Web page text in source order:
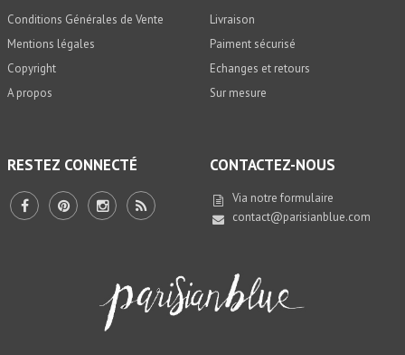
Conditions Générales de Vente
Mentions légales
Copyright
A propos
Livraison
Paiment sécurisé
Echanges et retours
Sur mesure
RESTEZ CONNECTÉ CONTACTEZ-NOUS
Via notre formulaire
contact@parisianblue.com